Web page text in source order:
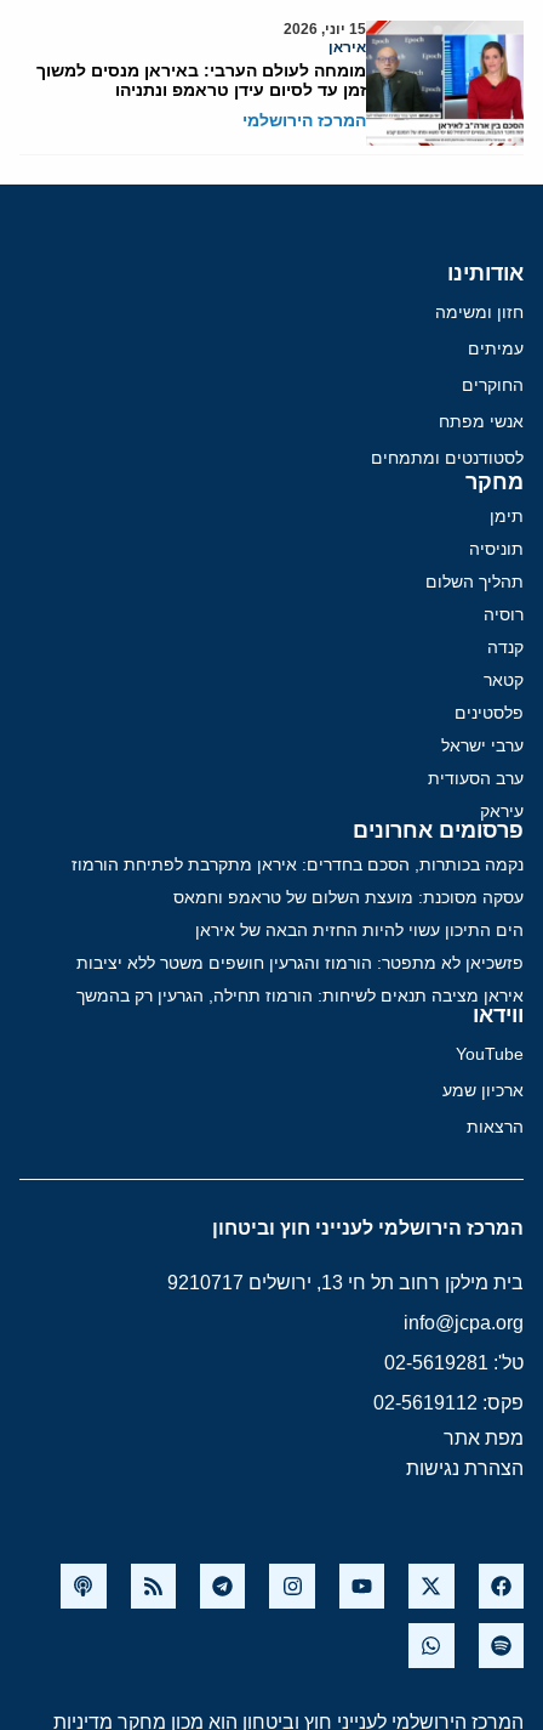
15 יוני, 2026
איראן
מומחה לעולם הערבי: באיראן מנסים למשוך
זמן עד לסיום עידן טראמפ ונתניהו
המרכז הירושלמי
אודותינו
חזון ומשימה
עמיתים
החוקרים
אנשי מפתח
לסטודנטים ומתמחים
מחקר
תימן
תוניסיה
תהליך השלום
רוסיה
קנדה
קטאר
פלסטינים
ערבי ישראל
ערב הסעודית
עיראק
פרסומים אחרונים
נקמה בכותרות, הסכם בחדרים: איראן מתקרבת לפתיחת הורמוז
עסקה מסוכנת: מועצת השלום של טראמפ וחמאס
הים התיכון עשוי להיות החזית הבאה של איראן
פזשכיאן לא מתפטר: הורמוז והגרעין חושפים משטר ללא יציבות
איראן מציבה תנאים לשיחות: הורמוז תחילה, הגרעין רק בהמשך
ווידאו
YouTube
ארכיון שמע
הרצאות
המרכז הירושלמי לענייני חוץ וביטחון
בית מילקן רחוב תל חי 13, ירושלים 9210717
info@jcpa.org
טל': 02-5619281
פקס: 02-5619112
מפת אתר
הצהרת נגישות
המרכז הירושלמי לענייני חוץ וביטחון הוא מכון מחקר מדיניות